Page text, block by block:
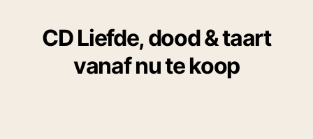
CD Liefde, dood & taart
vanaf nu te koop